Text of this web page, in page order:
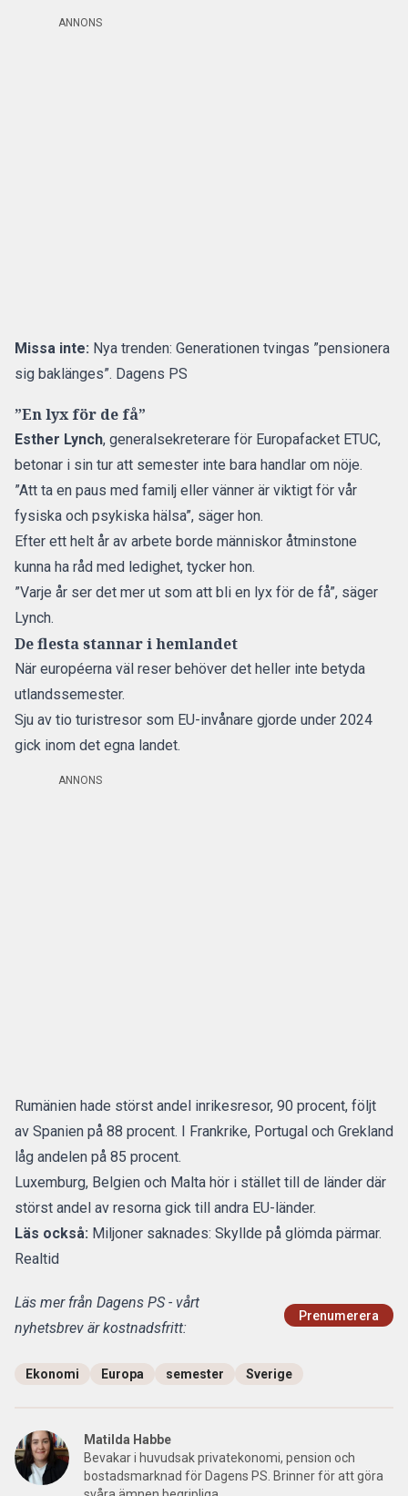
ANNONS
Missa inte: Nya trenden: Generationen tvingas ”pensionera
sig baklänges”. Dagens PS
”En lyx för de få”
Esther Lynch, generalsekreterare för Europafacket ETUC,
betonar i sin tur att semester inte bara handlar om nöje.
”Att ta en paus med familj eller vänner är viktigt för vår
fysiska och psykiska hälsa”, säger hon.
Efter ett helt år av arbete borde människor åtminstone
kunna ha råd med ledighet, tycker hon.
”Varje år ser det mer ut som att bli en lyx för de få”, säger
Lynch.
De flesta stannar i hemlandet
När européerna väl reser behöver det heller inte betyda
utlandssemester.
Sju av tio turistresor som EU-invånare gjorde under 2024
gick inom det egna landet.
ANNONS
Rumänien hade störst andel inrikesresor, 90 procent, följt
av Spanien på 88 procent. I Frankrike, Portugal och Grekland
låg andelen på 85 procent.
Luxemburg, Belgien och Malta hör i stället till de länder där
störst andel av resorna gick till andra EU-länder.
Läs också: Miljoner saknades: Skyllde på glömda pärmar.
Realtid
Läs mer från Dagens PS - vårt
nyhetsbrev är kostnadsfritt:
Prenumerera
Ekonomi Europa semester Sverige
Matilda Habbe
Bevakar i huvudsak privatekonomi, pension och
bostadsmarknad för Dagens PS. Brinner för att göra